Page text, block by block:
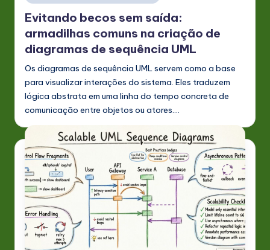
in
Evitando becos sem saída:
armadilhas comuns na criação de
diagramas de sequência UML
Os diagramas de sequência UML servem como a base
para visualizar interações do sistema. Eles traduzem
lógica abstrata em uma linha do tempo concreta de
comunicação entre objetos ou atores.…